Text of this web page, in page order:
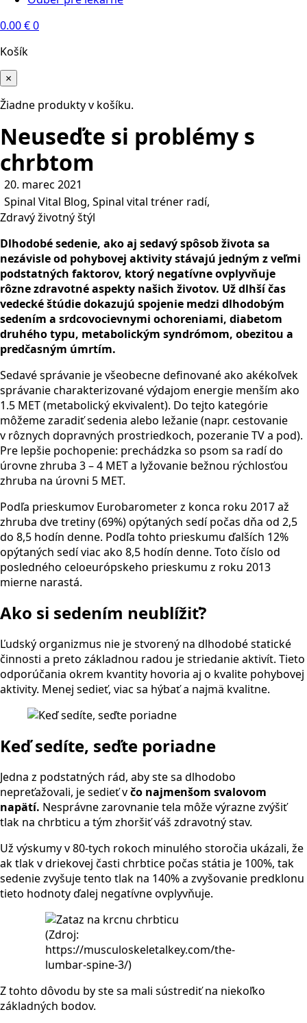
0.00€0
Košík
×
Žiadne produkty v košíku.
Neuseďte si problémy s
chrbtom
20. marec 2021
Spinal Vital Blog Spinal vital tréner radí
Zdravý životný štýl
Dlhodobé sedenie, ako aj sedavý spôsob života sa
nezávisle od pohybovej aktivity stávajú jedným z veľmi
podstatných faktorov, ktorý negatívne ovplyvňuje
rôzne zdravotné aspekty našich životov. Už dlhší čas
vedecké štúdie dokazujú spojenie medzi dlhodobým
sedením a srdcovocievnymi ochoreniami, diabetom
druhého typu, metabolickým syndrómom, obezitou a
predčasným úmrtím.
Sedavé správanie je všeobecne definované ako akékoľvek
správanie charakterizované výdajom energie menším ako
1.5 MET (metabolický ekvivalent). Do tejto kategórie
môžeme zaradiť sedenia alebo ležanie (napr. cestovanie
v rôznych dopravných prostriedkoch, pozeranie TV a pod).
Pre lepšie pochopenie: prechádzka so psom sa radí do
úrovne zhruba 3 – 4 MET a lyžovanie bežnou rýchlosťou
zhruba na úrovni 5 MET.
Podľa prieskumov Eurobarometer z konca roku 2017 až
zhruba dve tretiny (69%) opýtaných sedí počas dňa od 2,5
do 8,5 hodín denne. Podľa tohto prieskumu ďalších 12%
opýtaných sedí viac ako 8,5 hodín denne. Toto číslo od
posledného celoeurópskeho prieskumu z roku 2013
mierne narastá.
Ako si sedením neublížiť?
Ľudský organizmus nie je stvorený na dlhodobé statické
činnosti a preto základnou radou je striedanie aktivít. Tieto
odporúčania okrem kvantity hovoria aj o kvalite pohybovej
aktivity. Menej sedieť, viac sa hýbať a najmä kvalitne.
Keď sedíte, seďte poriadne
Jedna z podstatných rád, aby ste sa dlhodobo
nepreťažovali, je sedieť včo najmenšom svalovom
napätí. Nesprávne zarovnanie tela môže výrazne zvýšiť
tlak na chrbticu a tým zhoršiť váš zdravotný stav.
Už výskumy v 80-tych rokoch minulého storočia ukázali, že
ak tlak v driekovej časti chrbtice počas státia je 100%, tak
sedenie zvyšuje tento tlak na 140% a zvyšovanie predklonu
tieto hodnoty ďalej negatívne ovplyvňuje.
(Zdroj:
https://musculoskeletalkey.com/the-
lumbar-spine-3/)
Z tohto dôvodu by ste sa mali sústrediť na niekoľko
základných bodov.